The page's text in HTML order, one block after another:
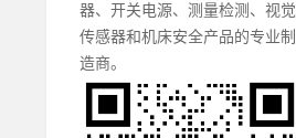
器、开关电源、测量检测、视觉
传感器和机床安全产品的专业制
造商。